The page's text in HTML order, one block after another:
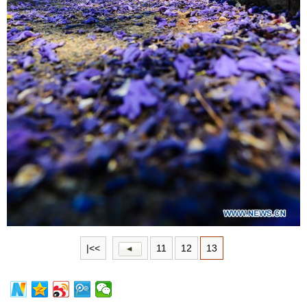
|<< 11 12 13